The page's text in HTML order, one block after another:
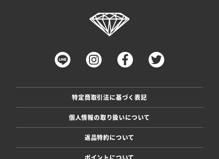
特定商取引法に基づく表記
個人情報の取り扱いについて
返品特約について
ポイントについて